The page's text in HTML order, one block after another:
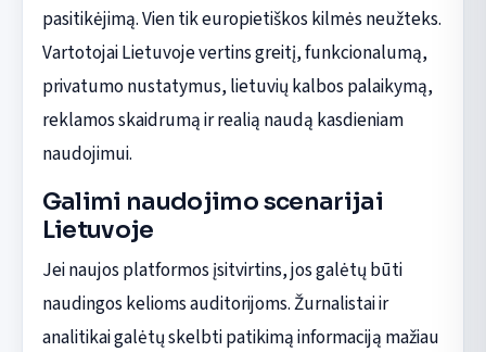
pasitikėjimą. Vien tik europietiškos kilmės neužteks.
Vartotojai Lietuvoje vertins greitį, funkcionalumą,
privatumo nustatymus, lietuvių kalbos palaikymą,
reklamos skaidrumą ir realią naudą kasdieniam
naudojimui.
Galimi naudojimo scenarijai
Lietuvoje
Jei naujos platformos įsitvirtins, jos galėtų būti
naudingos kelioms auditorijoms. Žurnalistai ir
analitikai galėtų skelbti patikimą informaciją mažiau